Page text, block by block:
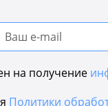
на получение
Политики